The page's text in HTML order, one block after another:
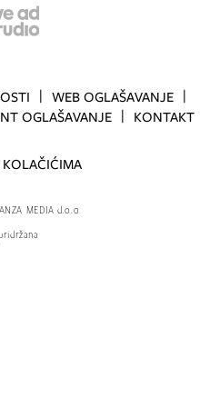
WEB OGLAŠAVANJE
OGLAŠAVANJE KONTAKT
MEDIA d.o.o